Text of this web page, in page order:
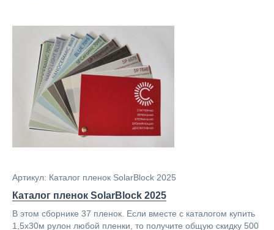
Артикул: Каталог пленок SolarBlock 2025
Каталог пленок SolarBlock 2025
В этом сборнике 37 пленок. Если вместе с каталогом купить
1,5х30м рулон любой пленки, то получите общую скидку 500